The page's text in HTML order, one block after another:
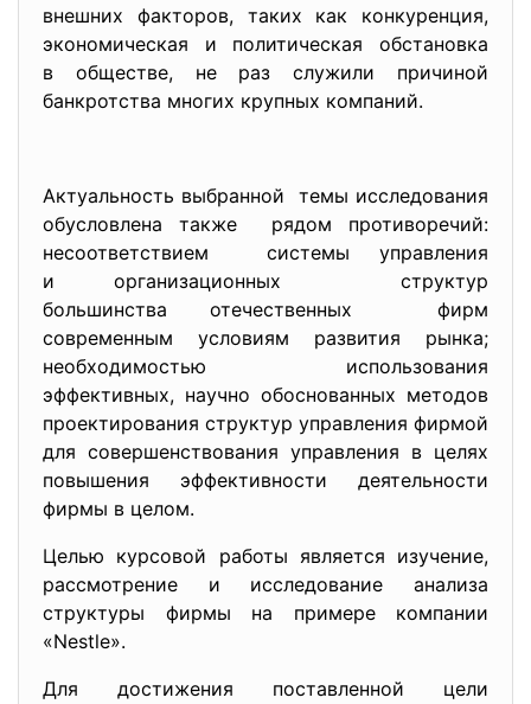
внешних факторов, таких как конкуренция,
экономическая и политическая обстановка
в обществе, не раз служили причиной
банкротства многих крупных компаний.
Актуальность выбранной темы исследования
обусловлена также рядом противоречий:
несоответствием системы управления
и организационных структур
большинства отечественных фирм
современным условиям развития рынка;
необходимостью использования
эффективных, научно обоснованных методов
проектирования структур управления фирмой
для совершенствования управления в целях
повышения эффективности деятельности
фирмы в целом.
Целью курсовой работы является изучение,
рассмотрение и исследование анализа
структуры фирмы на примере компании
«Nestle».
Для достижения поставленной цели